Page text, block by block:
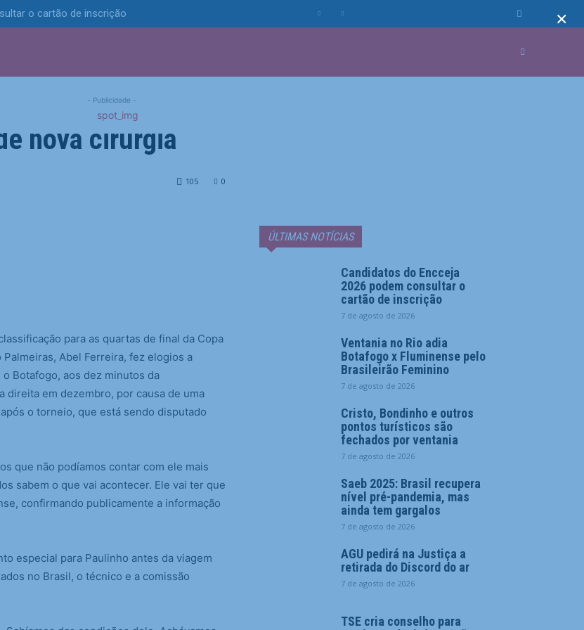
o cartão de inscrição
- Publicidade -
Paulinho e
nova cirurgia
0
105
para as quartas de final da Copa
Abel Ferreira, fez elogios a
Botafogo, aos dez minutos da
direita em dezembro, por causa de uma
o torneio, que está sendo disputado
que não podíamos contar com ele mais
sabem o que vai acontecer. Ele vai ter que
confirmando publicamente a informação
especial para Paulinho antes da viagem
no Brasil, o técnico e a comissão
ÚLTIMAS NOTÍCIAS
Candidatos do Encceja
2026 podem consultar o
cartão de inscrição
7 de agosto de 2026
Ventania no Rio adia
Botafogo x Fluminense pelo
Brasileirão Feminino
7 de agosto de 2026
Cristo, Bondinho e outros
pontos turísticos são
fechados por ventania
7 de agosto de 2026
Saeb 2025: Brasil recupera
nível pré-pandemia, mas
ainda tem gargalos
7 de agosto de 2026
AGU pedirá na Justiça a
retirada do Discord do ar
7 de agosto de 2026
TSE cria conselho para
×